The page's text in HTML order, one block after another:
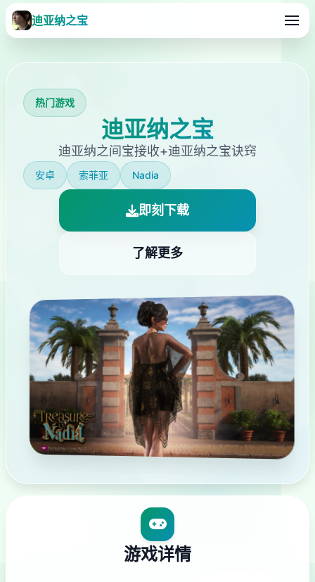
迪亚纳之宝
热门游戏
迪亚纳之宝
迪亚纳之间宝接收+迪亚纳之宝诀窍
安卓 索菲亚 Nadia
即刻下载
了解更多
游戏详情